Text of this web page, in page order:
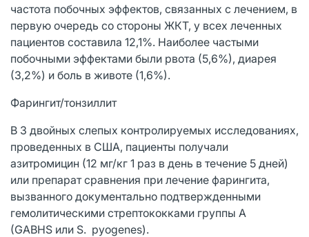
частота побочных эффектов, связанных с лечением, в
первую очередь со стороны ЖКТ, у всех леченных
пациентов составила 12,1%. Наиболее частыми
побочными эффектами были рвота (5,6%), диарея
(3,2%) и боль в животе (1,6%).
Фарингит/тонзиллит
В 3 двойных слепых контролируемых исследованиях,
проведенных в США, пациенты получали
азитромицин (12 мг/кг 1 раз в день в течение 5 дней)
или препарат сравнения при лечение фарингита,
вызванного документально подтвержденными
гемолитическими стрептококками группы A
(GABHS или S. pyogenes).